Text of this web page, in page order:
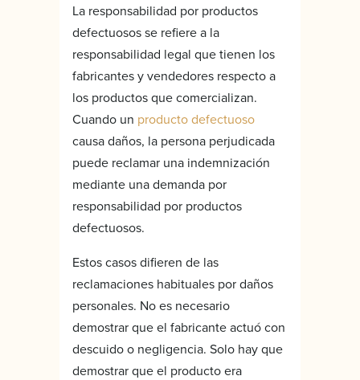
La responsabilidad por productos
defectuosos se refiere a la
responsabilidad legal que tienen los
fabricantes y vendedores respecto a
los productos que comercializan.
Cuando un producto defectuoso
causa daños, la persona perjudicada
puede reclamar una indemnización
mediante una demanda por
responsabilidad por productos
defectuosos.
Estos casos difieren de las
reclamaciones habituales por daños
personales. No es necesario
demostrar que el fabricante actuó con
descuido o negligencia. Solo hay que
demostrar que el producto era